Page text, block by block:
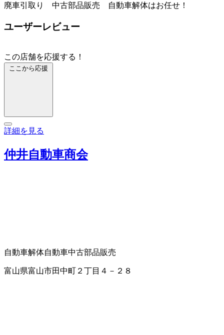
廃車引取り 中古部品販売 自動車解体はお任せ！
ユーザーレビュー
この店舗を応援する！
ここから応援
詳細を見る
仲井自動車商会
自動車解体自動車中古部品販売
富山県富山市田中町２丁目４－２８